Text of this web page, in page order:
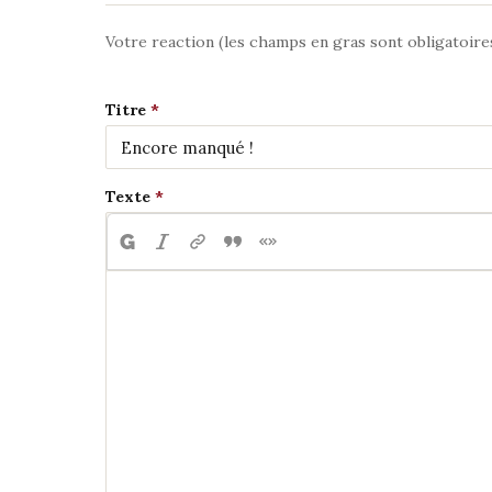
Votre reaction (les champs en gras sont
Titre
Texte